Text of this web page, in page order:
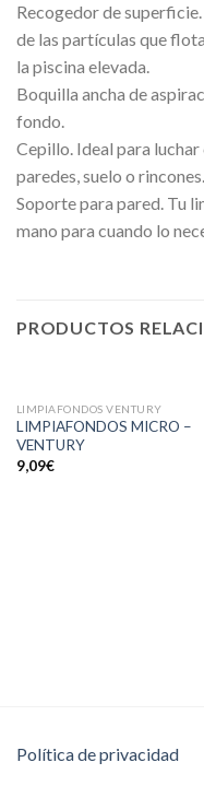
Recogedor de
de las partículas que
la piscina elevada.
Boquilla ancha de
fondo.
Cepillo. Ideal para
paredes, suelo o rincones.
Soporte para pared. Tu
mano para cuando lo
PRODUCTOS
SIN EXISTENCIAS
LIMPIAFONDOS VENTURY
LIMPIAFONDOS MICRO –
VENTURY
9,09€
Política de privacidad